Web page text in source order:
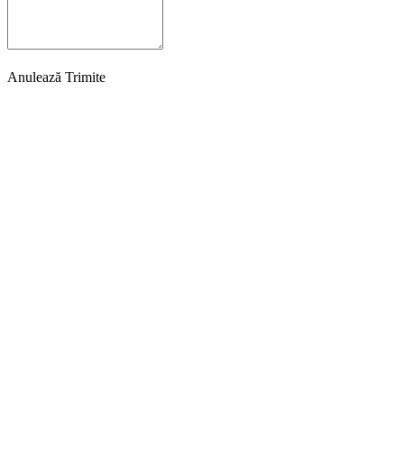
Anulează Trimite